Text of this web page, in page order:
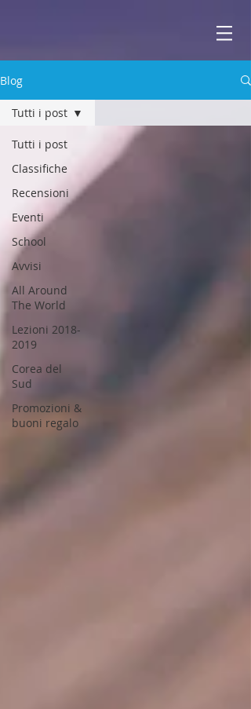
Scuola di
Blog
Tutti i post
Classifiche
Recensioni
Eventi
School
Avvisi
All Around
The World
Lezioni 2018-
2019
Corea del
Sud
Promozioni &
buoni regalo
Tutti i post